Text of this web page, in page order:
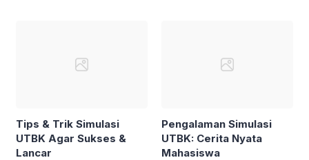
Tips & Trik Simulasi
UTBK Agar Sukses &
Lancar
Pengalaman Simulasi
UTBK: Cerita Nyata
Mahasiswa